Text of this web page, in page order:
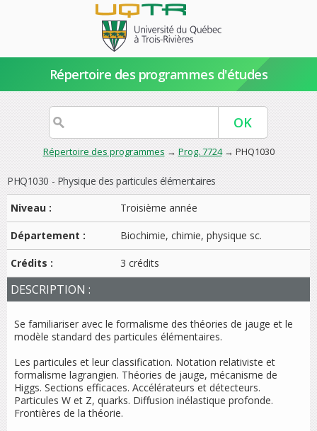
Répertoire des programmes d'études
Répertoire des programmes → Prog. 7724→ PHQ1030
PHQ1030 - Physique des particules élémentaires
Niveau :
Troisième année
Département : Biochimie, chimie, physique sc.
Crédits : 3 crédits
DESCRIPTION :
Se familiariser avec le formalisme des théories de jauge et le
modèle standard des particules élémentaires.
Les particules et leur classification. Notation relativiste et
formalisme lagrangien. Théories de jauge, mécanisme de
Higgs. Sections efficaces. Accélérateurs et détecteurs.
Particules W et Z, quarks. Diffusion inélastique profonde.
Frontières de la théorie.